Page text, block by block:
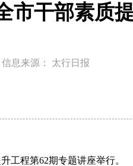
市干部素质
信息来源： 太行日报
工程第62期专题讲座举行。